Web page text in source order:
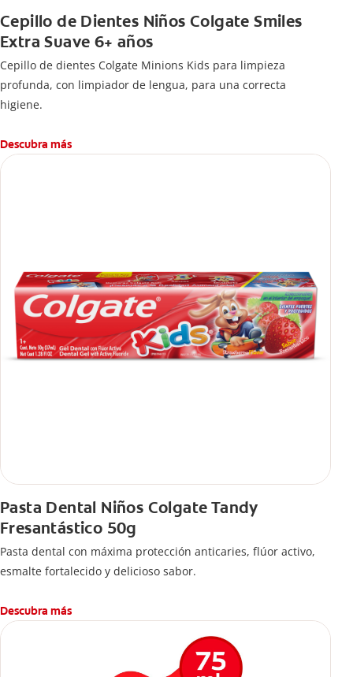
Cepillo de Dientes Niños Colgate Smiles
Extra Suave 6+ años
Cepillo de dientes Colgate Minions Kids para limpieza
profunda, con limpiador de lengua, para una correcta
higiene.
Descubra más
Pasta Dental Niños Colgate Tandy
Fresantástico 50g
Pasta dental con máxima protección anticaries, flúor activo,
esmalte fortalecido y delicioso sabor.
Descubra más